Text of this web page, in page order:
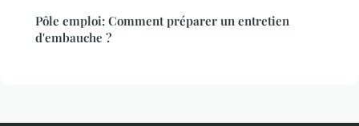
Pôle emploi: Comment préparer un entretien
d'embauche ?